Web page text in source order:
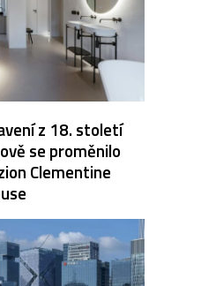
z 18. století
se proměnilo
Clementine